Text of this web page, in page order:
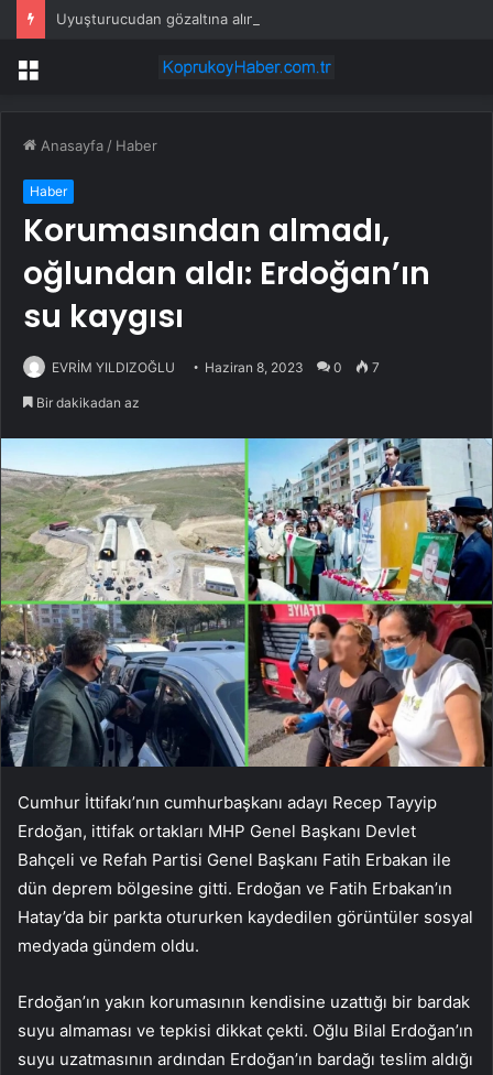
Menü
Anasayfa / Haber
Haber
Korumasından almadı,
oğlundan aldı: Erdoğan’ın
su kaygısı
EVRİM YILDIZOĞLU Haziran 8, 2023 0 7
Bir dakikadan az
Cumhur İttifakı’nın cumhurbaşkanı adayı Recep Tayyip
Erdoğan, ittifak ortakları MHP Genel Başkanı Devlet
Bahçeli ve Refah Partisi Genel Başkanı Fatih Erbakan ile
dün deprem bölgesine gitti. Erdoğan ve Fatih Erbakan’ın
Hatay’da bir parkta otururken kaydedilen görüntüler sosyal
medyada gündem oldu.
Erdoğan’ın yakın korumasının kendisine uzattığı bir bardak
suyu almaması ve tepkisi dikkat çekti. Oğlu Bilal Erdoğan’ın
suyu uzatmasının ardından Erdoğan’ın bardağı teslim aldığı